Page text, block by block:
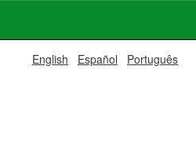
English Español Português